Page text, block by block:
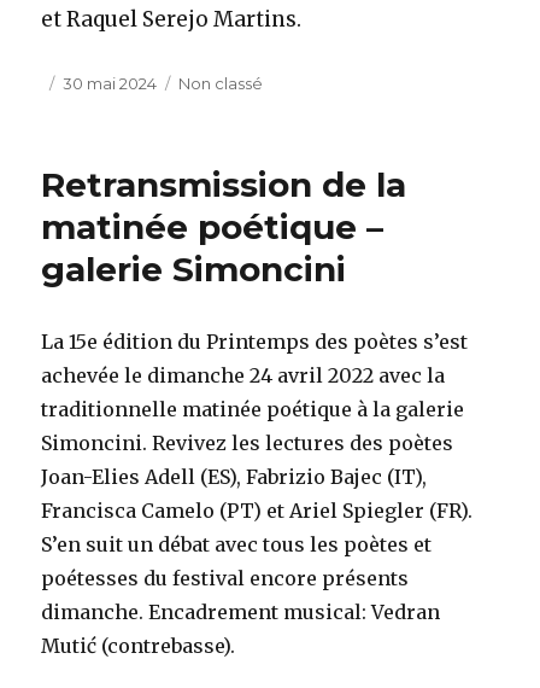
et Raquel Serejo Martins.
Publié
30 mai 2024 Catégories
Non classé
Retransmission de la
matinée poétique –
galerie Simoncini
La 15e édition du Printemps des poètes s’est
achevée le dimanche 24 avril 2022 avec la
traditionnelle matinée poétique à la galerie
Simoncini. Revivez les lectures des poètes
Joan-Elies Adell (ES), Fabrizio Bajec (IT),
Francisca Camelo (PT) et Ariel Spiegler (FR).
S’en suit un débat avec tous les poètes et
poétesses du festival encore présents
dimanche. Encadrement musical: Vedran
Mutić (contrebasse).